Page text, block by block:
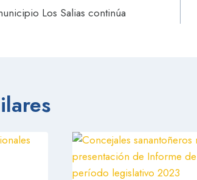
Los Salias continúa